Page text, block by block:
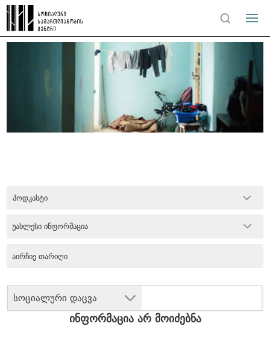
პოდკასტი
სოციალური დაცვა
უახლესი ინფორმაცია
ინფორმაცია არ მოიძებნა